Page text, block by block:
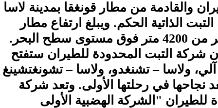
والقادمة من مطار قونغقا بمدينة لاسا
الذاتية الحكم. ويبلغ ارتفاع مطار
كونشا بآلي أكثر من 4200 متر فوق مستوى سطح البحر.
شركة التبت المحدودة للطيران ستفتح
ولاسا – تشنغدو، ولاسا – تشونغتشينغ
نجاحها في رحلتها الأولى. وتعد شركة
للطيران "الشركة الهضبية الأولى